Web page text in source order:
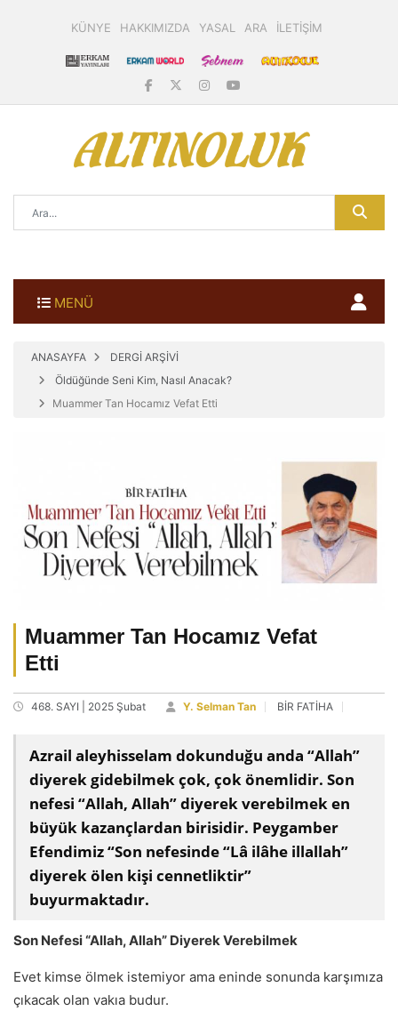
KÜNYE HAKKIMIZDA YASAL ARA İLETİŞİM
MENÜ
ANASAYFA
DERGİ ARŞİVİ
Öldüğünde Seni Kim, Nasıl Anacak?
Muammer Tan Hocamız Vefat Etti
Muammer Tan Hocamız Vefat
Etti
468. SAYI | 2025 Şubat Y. Selman Tan BİR FATİHA
Azrail aleyhisselam dokunduğu anda “Allah”
diyerek gidebilmek çok, çok önemlidir. Son
nefesi “Allah, Allah” diyerek verebilmek en
büyük kazançlardan birisidir. Peygamber
Efendimiz “Son nefesinde “Lâ ilâhe illallah”
diyerek ölen kişi cennetliktir”
buyurmaktadır.
Son Nefesi “Allah, Allah” Diyerek Verebilmek
Evet kimse ölmek istemiyor ama eninde sonunda karşımıza
çıkacak olan vakıa budur.